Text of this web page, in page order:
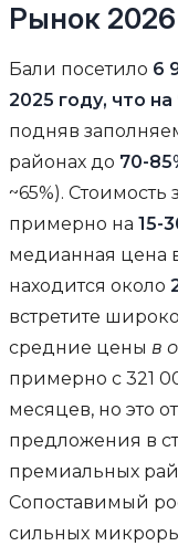
Рынок
Бали посетило 6
2025 году, что
подняв
районах до 70-
~65%).
примерно на 15-
медианная цена
находится около
встретите
средние цены в
примерно с 321
месяцев, но это
предложения в
премиальных
Сопоставимый
сильных